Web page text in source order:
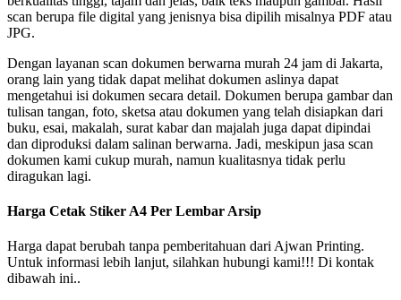
scan berupa file digital yang jenisnya bisa dipilih misalnya PDF atau
JPG.
Dengan layanan scan dokumen berwarna murah 24 jam di Jakarta,
orang lain yang tidak dapat melihat dokumen aslinya dapat
mengetahui isi dokumen secara detail. Dokumen berupa gambar dan
tulisan tangan, foto, sketsa atau dokumen yang telah disiapkan dari
buku, esai, makalah, surat kabar dan majalah juga dapat dipindai
dan diproduksi dalam salinan berwarna. Jadi, meskipun jasa scan
dokumen kami cukup murah, namun kualitasnya tidak perlu
diragukan lagi.
Harga Cetak Stiker A4 Per Lembar Arsip
Harga dapat berubah tanpa pemberitahuan dari Ajwan Printing.
Untuk informasi lebih lanjut, silahkan hubungi kami!!! Di kontak
dibawah ini..